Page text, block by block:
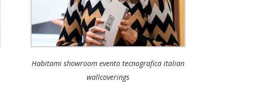
Habitami showroom evento tecnografica italian
wallcoverings